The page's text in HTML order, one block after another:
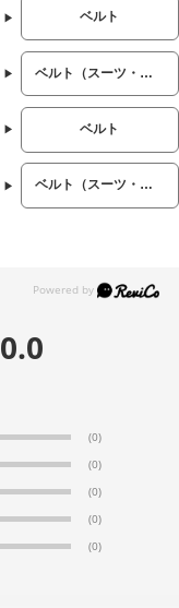
ベルト
ベルト（スーツ・ビジネス）
ベルト
ベルト（スーツ・ビジネス）
0.0
(0)
(0)
(0)
(0)
(0)